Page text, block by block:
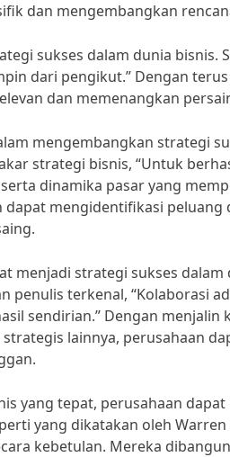
dan mengembangkan
sukses dalam dunia bisnis.
dari pengikut.” Dengan
dan memenangkan
mengembangkan strategi
strategi bisnis, “Untuk
dinamika pasar yang
mengidentifikasi peluang
menjadi strategi sukses dalam
penulis terkenal, “Kolaborasi
sendirian.” Dengan menjalin
lainnya, perusahaan
yang tepat, perusahaan dapat
yang dikatakan oleh
kebetulan. Mereka